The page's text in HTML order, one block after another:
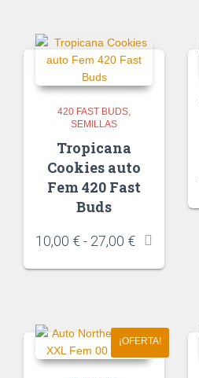
420 FAST BUDS
SEMILLAS
Tropicana
Cookies auto
Fem 420 Fast
Buds
10,00 €- 27,00 €
¡OFERTA!